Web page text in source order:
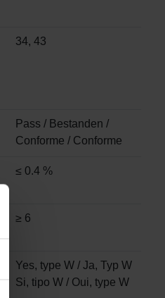
34, 43
Pass / Bestanden /
Conforme / Conforme
≤ 0.4 %
≥ 6
Yes, type W / Ja, Typ W
Si, tipo W / Oui, type W